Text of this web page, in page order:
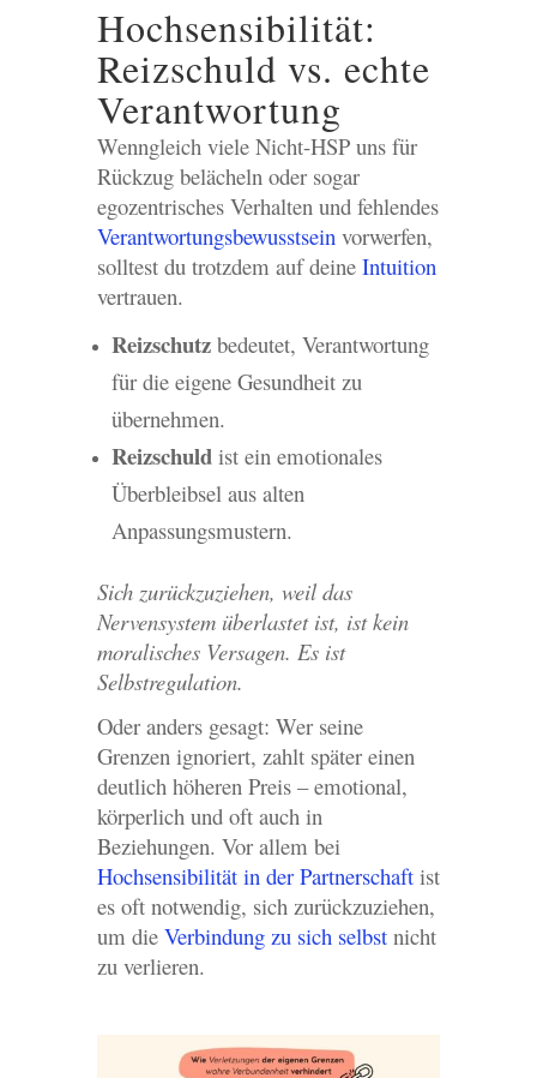
Hochsensibilität:
Reizschuld vs. echte
Verantwortung
Wenngleich viele Nicht-HSP uns für
Rückzug belächeln oder sogar
egozentrisches Verhalten und fehlendes
Verantwortungsbewusstseinvorwerfen,
solltest du trotzdem auf deine Intuition
vertrauen.
Reizschutzbedeutet, Verantwortung
für die eigene Gesundheit zu
übernehmen.
Reizschuldist ein emotionales
Überbleibsel aus alten
Anpassungsmustern.
Sich zurückzuziehen, weil das
Nervensystem überlastet ist, ist kein
moralisches Versagen. Es ist
Selbstregulation.
Oder anders gesagt: Wer seine
Grenzen ignoriert, zahlt später einen
deutlich höheren Preis – emotional,
körperlich und oft auch in
Beziehungen. Vor allem bei
Hochsensibilität in der Partnerschaftist
es oft notwendig, sich zurückzuziehen,
um die Verbindung zu sich selbstnicht
zu verlieren.